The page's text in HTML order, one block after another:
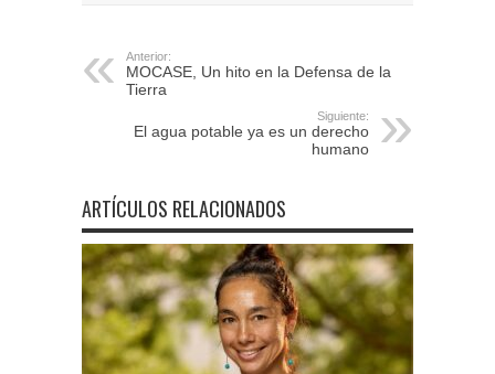
Anterior:
MOCASE, Un hito en la Defensa de la
Tierra
Siguiente:
El agua potable ya es un derecho
humano
ARTÍCULOS RELACIONADOS